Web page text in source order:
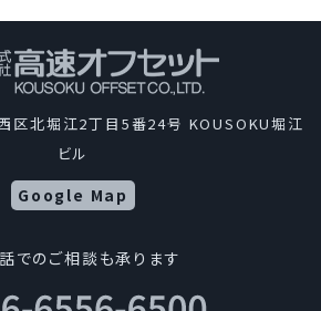
情報文化の一翼を担っているという
として取扱う個人情報を適切に管
、次の通り「個人情報保護方針」を
の方針を全役員、全従業者に周知
改善、維持します。
公正な手段によって個人情報を取得
北堀江2丁目5番24号 KOUSOKU堀江
ビル
Google Map
でのご相談も承ります